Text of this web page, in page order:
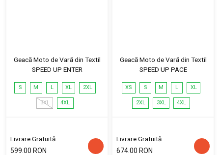
Geacă Moto de Vară din Textil
SPEED UP ENTER
S M L XL 2XL
3XL 4XL
Livrare Gratuită
599.00 RON
Geacă Moto de Vară din Textil
SPEED UP PACE
XS S M L XL
2XL 3XL 4XL
Livrare Gratuită
674.00 RON